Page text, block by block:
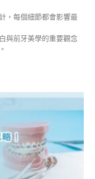
，每個細節都會影響最
與前牙美學的重要觀念